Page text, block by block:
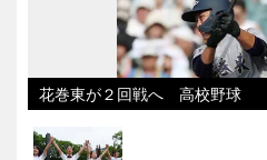
花巻東が２回戦へ 高校野球